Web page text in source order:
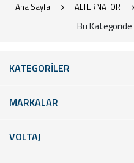
Ana Sayfa ALTERNATOR
Bu Kategoride
KATEGORİLER
MARKALAR
VOLTAJ